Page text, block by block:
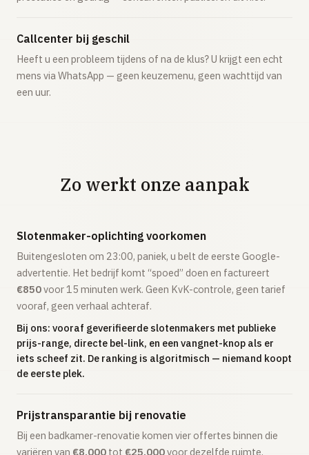
Callcenter bij geschil
Heeft u een probleem tijdens of na de klus? U krijgt een echt
mens via WhatsApp — geen keuzemenu, geen wachttijd van
een uur.
Zo werkt onze aanpak
Slotenmaker-oplichting voorkomen
Buitengesloten om 23:00, paniek, u belt de eerste Google-
advertentie. Het bedrijf komt “spoed” doen en factureert
€850voor 15 minuten werk. Geen KvK-controle, geen tarief
vooraf, geen verhaal achteraf.
Bij ons: vooraf geverifieerde slotenmakers met publieke
prijs-range, directe bel-link, en een vangnet-knop als er
iets scheef zit. De ranking is algoritmisch — niemand koopt
de eerste plek.
Prijstransparantie bij renovatie
Bij een badkamer-renovatie komen vier offertes binnen die
variëren van €8.000 tot €25.000voor dezelfde ruimte.